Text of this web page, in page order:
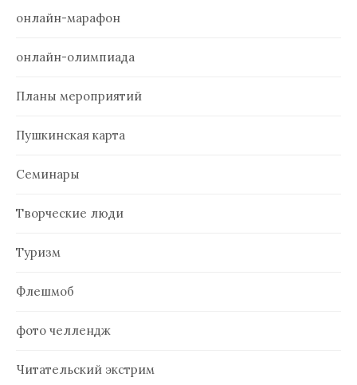
онлайн-марафон
онлайн-олимпиада
Планы мероприятий
Пушкинская карта
Семинары
Творческие люди
Туризм
Флешмоб
фото челлендж
Читательский экстрим